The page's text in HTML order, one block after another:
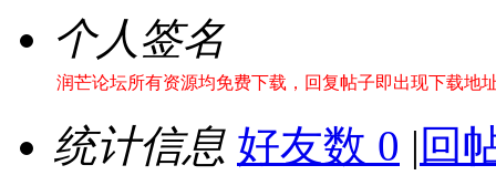
个人签名
润芒论坛所有资源均免费下载，回复帖子即出现下载地
统计信息 好友数 0 | 回